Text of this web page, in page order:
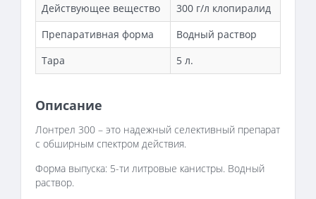
Действующее вещество
300 г/л клопиралид
Препаративная форма
Водный раствор
Тара
5 л.
Описание
Лонтрел 300 – это надежный селективный препарат
с обширным спектром действия.
Форма выпуска: 5-ти литровые канистры. Водный
раствор.